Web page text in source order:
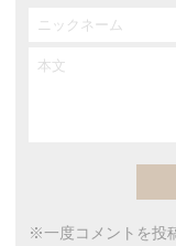
※一度コメントを投